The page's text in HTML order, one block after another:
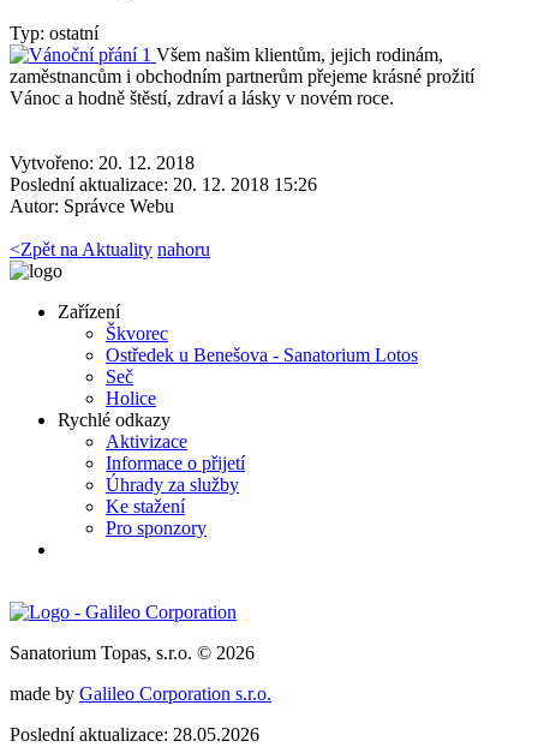
Typ: ostatní
Všem našim klientům, jejich rodinám,
zaměstnancům i obchodním partnerům přejeme krásné prožití
Vánoc a hodně štěstí, zdraví a lásky v novém roce.
Vytvořeno: 20. 12. 2018
Poslední aktualizace: 20. 12. 2018 15:26
Autor: Správce Webu
<Zpět na Aktuality nahoru
Zařízení
Škvorec
Ostředek u Benešova - Sanatorium Lotos
Seč
Holice
Rychlé odkazy
Aktivizace
Informace o přijetí
Úhrady za služby
Ke stažení
Pro sponzory
Sanatorium Topas, s.r.o. © 2026
made by Galileo Corporation s.r.o.
Poslední aktualizace: 28.05.2026